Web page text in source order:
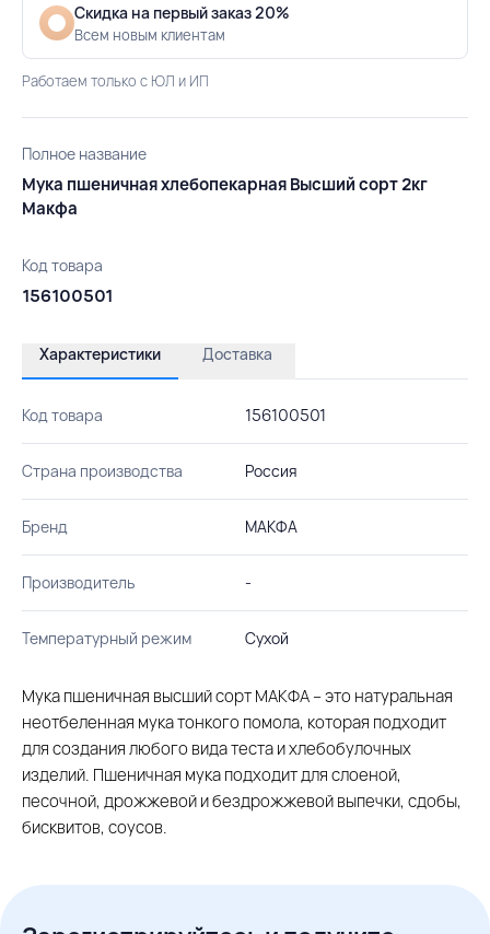
Скидка на первый заказ 20%
Всем новым клиентам
Работаем только с ЮЛ и ИП
Полное название
Мука пшеничная хлебопекарная Высший сорт 2кг
Макфа
Код товара
156100501
Характеристики Доставка
Код товара 156100501
Страна производства Россия
Бренд МАКФА
Производитель -
Температурный режим Сухой
Мука пшеничная высший сорт МАКФА – это натуральная
неотбеленная мука тонкого помола, которая подходит
для создания любого вида теста и хлебобулочных
изделий. Пшеничная мука подходит для слоеной,
песочной, дрожжевой и бездрожжевой выпечки, сдобы,
бисквитов, соусов.